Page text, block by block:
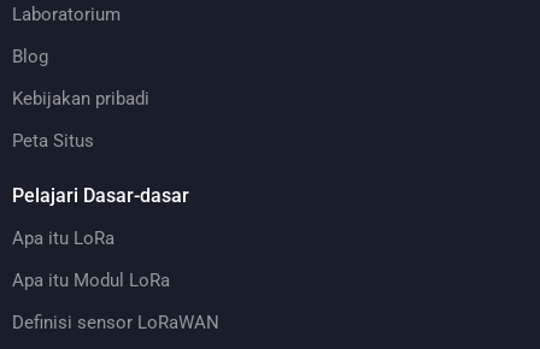
Laboratorium
Blog
Kebijakan pribadi
Peta Situs
Pelajari Dasar-dasar
Apa itu LoRa
Apa itu Modul LoRa
Definisi sensor LoRaWAN